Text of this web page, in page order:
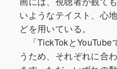
いようなテイスト、心
どを用いている。
「TickTokとYouTube
うため、それぞれに合